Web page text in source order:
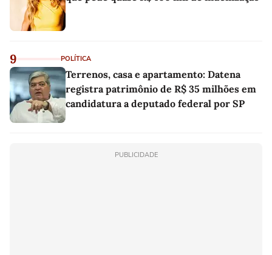
9 POLÍTICA
Terrenos, casa e apartamento: Datena
registra patrimônio de R$ 35 milhões em
candidatura a deputado federal por SP
PUBLICIDADE